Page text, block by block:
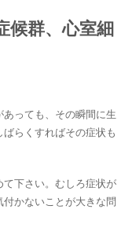
候群、心室細
っても、その瞬間に生
らくすればその症状も
下さい。むしろ症状が
かないことが大きな問